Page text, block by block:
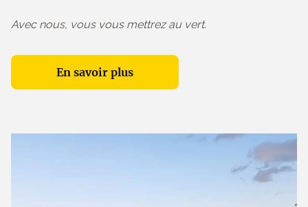
Avec nous, vous vous mettrez au vert.
En savoir plus